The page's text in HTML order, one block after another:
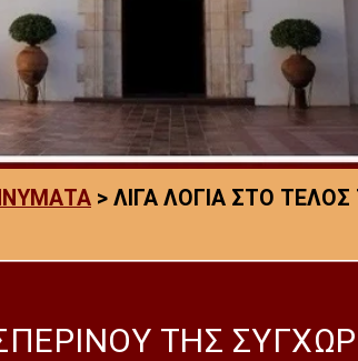
> ΛΙΓΑ ΛΟΓΙΑ ΣΤΟ
ΤΗΣ